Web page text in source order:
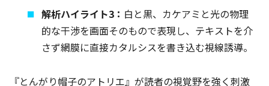
解析ハイライト3： 白と黒、カケアミと光の物理
的な干渉を画面そのもので表現し、テキストを介
さず網膜に直接カタルシスを書き込む視線誘導。
『とんがり帽子のアトリエ』が読者の視覚野を強く刺激